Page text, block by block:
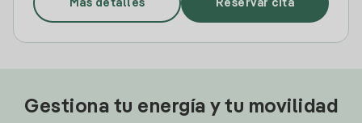
Más detalles Reservar cita
Gestiona tu energía y tu movilidad